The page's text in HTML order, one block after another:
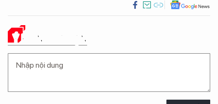
Ý KIẾN CỦA BẠN